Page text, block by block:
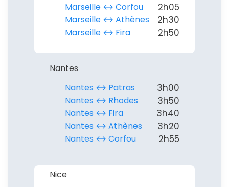
Marseille ↔︎ Corfou
2h05
Marseille ↔︎ Athènes 2h30
Marseille ↔︎ Fira 2h50
Nantes
Nantes ↔︎ Patras
3h00
Nantes ↔︎ Rhodes 3h50
Nantes ↔︎ Fira 3h40
Nantes ↔︎ Athènes 3h20
Nantes ↔︎ Corfou 2h55
Nice